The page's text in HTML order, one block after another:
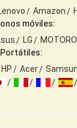
Amazon
móviles:
LG
HP Acer